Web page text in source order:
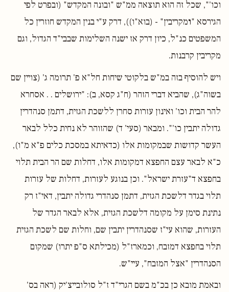
וכו'", שכל זה הוא תוצאה ממ"ש "ובונה המקדש" (ובפרט לפי
הגירסא "ומקריבין" - (בוא"ו)), דרק ע"י בנין המקדש חוזרין כל
המשפטים כנ"ל, כיון דרק אז ישנה השלימות שבבי"ד הגדול, וגם
מקריבין קרבנות.
ויש להוסיף בזה במ"ש בלקוטי שיחות חל"א פ' תרומה ג' (צויין שם
בשוה"ג), שהביא דברי הזהר (ח"ג קסא, ב): "ירושלים . . אסחרא
להר הבית וכו' ואינון עזרות סחרן ללשכת הגזית, דתמן סנהדרין
גדולה יתבין כו'". ומבאר (סעי' ד) שהזוהר לא נחית כלל לבאר
העשר קדושות שבמקומות אלו (כדאיתא במסכת כלים פ"א מ"ו),
כ"א לבאר עצם החפצא דמקומות אלו, דחלות שם הר הבית תלוי
בחפצא ד"עזרת ישראל". וכן בנוגע לעזרות, דחלות של עזרות
תלוי בגדר דלשכת הגזית, דתמן סנהדרי גדולה יתבין, דאי"ז רק
נתינת סימן על מקומה דלשכת הגזית, אלא לבאר הגדר של
העזרות, שהוא עי"ז שסנהדרין יתבין שם, וחלות שם לשכת הגזית
תלוי בחפצא דמזבח, וכמארז"ל (מכילתא ס"פ יתרו) שמקום
הסנהדרין "אצל המזבח", עיי"ש.
ובאמת מובא כן בכ"מ בשם הגרי"ד ז"ל סולובייצ'יק (ראה בס'